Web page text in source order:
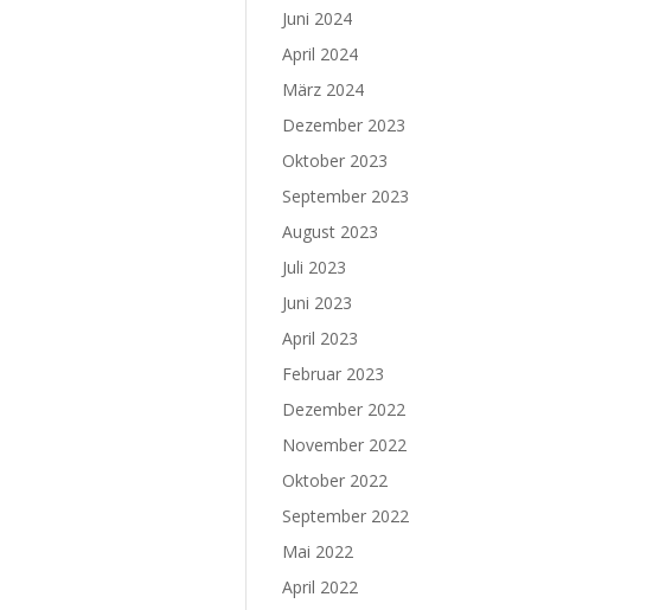
Juni 2024
April 2024
März 2024
Dezember 2023
Oktober 2023
September 2023
August 2023
Juli 2023
Juni 2023
April 2023
Februar 2023
Dezember 2022
November 2022
Oktober 2022
September 2022
Mai 2022
April 2022